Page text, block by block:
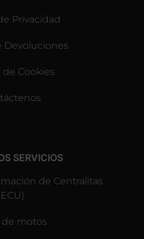
Privacidad
Devoluciones
de Cookies
SERVICIOS
de Centralitas
de motos